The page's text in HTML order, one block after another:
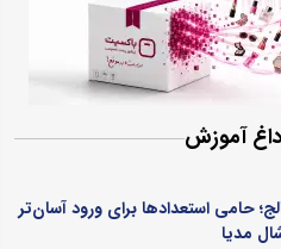
آموزش
حامی استعدادها برای ورود آسان‌تر
مدیا